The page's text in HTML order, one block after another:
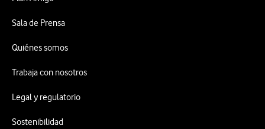
Sala de Prensa
Quiénes somos
Trabaja con nosotros
Legal y regulatorio
Sostenibilidad